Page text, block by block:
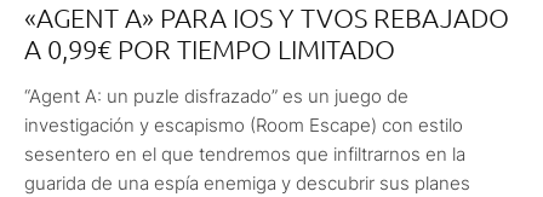
«AGENT A» PARA IOS Y TVOS REBAJADO
A 0,99€ POR TIEMPO LIMITADO
“Agent A: un puzle disfrazado” es un juego de
investigación y escapismo (Room Escape) con estilo
sesentero en el que tendremos que infiltrarnos en la
guarida de una espía enemiga y descubrir sus planes